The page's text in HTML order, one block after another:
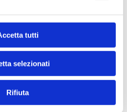
tutti
selezionati
Rifiuta